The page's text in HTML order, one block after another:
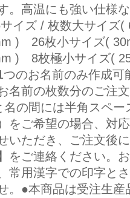
。高温にも強い仕様
イズ / 枚数大サイ
) 26枚小サイズ(
) 8枚極小サイズ(
つのお名前のみ作成
名前の枚数分のご注
名の間には半角スペ
をご希望の場合、対
いただき、ご注文後
をご連絡ください。
常用漢字での印字と
。●本商品は受注生